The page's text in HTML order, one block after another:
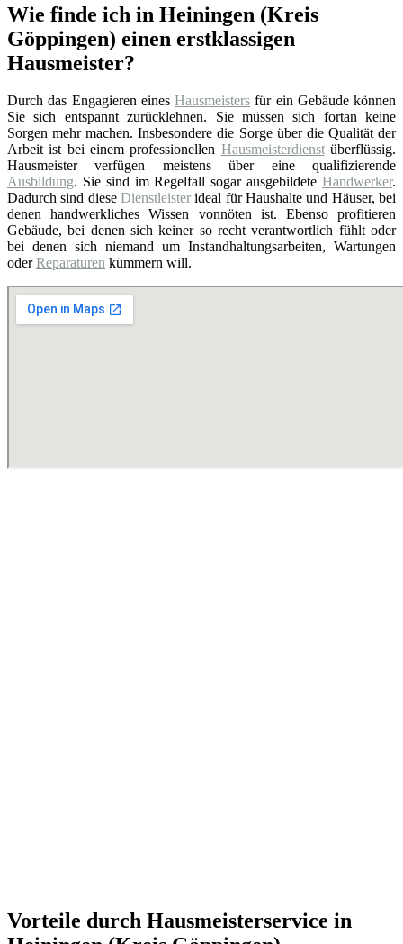
Wie finde ich in Heiningen (Kreis
Göppingen) einen erstklassigen
Hausmeister?
Durch das Engagieren eines Hausmeisters für ein Gebäude können
Sie sich entspannt zurücklehnen. Sie müssen sich fortan keine
Sorgen mehr machen. Insbesondere die Sorge über die Qualität der
Arbeit ist bei einem professionellen Hausmeisterdienstüberflüssig.
Hausmeister verfügen meistens über eine qualifizierende
Ausbildung. Sie sind im Regelfall sogar ausgebildete Handwerker.
Dadurch sind diese Dienstleister ideal für Haushalte und Häuser, bei
denen handwerkliches Wissen vonnöten ist. Ebenso profitieren
Gebäude, bei denen sich keiner so recht verantwortlich fühlt oder
bei denen sich niemand um Instandhaltungsarbeiten, Wartungen
oderReparaturen kümmern will.
Vorteile durch Hausmeisterservice in